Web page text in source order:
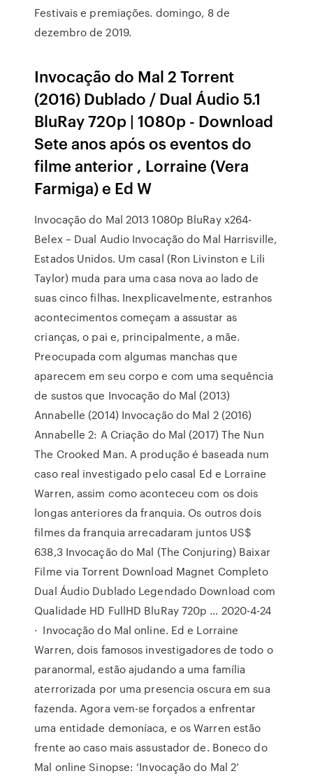
Festivais e premiações. domingo, 8 de
dezembro de 2019.
Invocação do Mal 2 Torrent
(2016) Dublado / Dual Áudio 5.1
BluRay 720p | 1080p - Download
Sete anos após os eventos do
filme anterior , Lorraine (Vera
Farmiga) e Ed W
Invocação do Mal 2013 1080p BluRay x264-
Belex – Dual Audio Invocação do Mal Harrisville,
Estados Unidos. Um casal (Ron Livinston e Lili
Taylor) muda para uma casa nova ao lado de
suas cinco filhas. Inexplicavelmente, estranhos
acontecimentos começam a assustar as
crianças, o pai e, principalmente, a mãe.
Preocupada com algumas manchas que
aparecem em seu corpo e com uma sequência
de sustos que Invocação do Mal (2013)
Annabelle (2014) Invocação do Mal 2 (2016)
Annabelle 2: A Criação do Mal (2017) The Nun
The Crooked Man. A produção é baseada num
caso real investigado pelo casal Ed e Lorraine
Warren, assim como aconteceu com os dois
longas anteriores da franquia. Os outros dois
filmes da franquia arrecadaram juntos US$
638,3 Invocação do Mal (The Conjuring) Baixar
Filme via Torrent Download Magnet Completo
Dual Áudio Dublado Legendado Download com
Qualidade HD FullHD BluRay 720p … 2020-4-24
· Invocação do Mal online. Ed e Lorraine
Warren, dois famosos investigadores de todo o
paranormal, estão ajudando a uma família
aterrorizada por uma presencia oscura em sua
fazenda. Agora vem-se forçados a enfrentar
uma entidade demoníaca, e os Warren estão
frente ao caso mais assustador de. Boneco do
Mal online Sinopse: ‘Invocação do Mal 2’